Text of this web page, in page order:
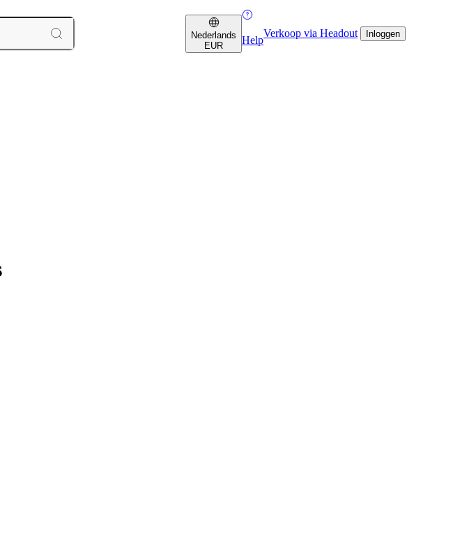
Nederlands
EUR
Help
Verkoop via Headout Inloggen